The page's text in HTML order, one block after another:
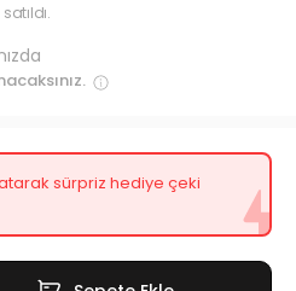
satıldı.
sürpriz hediye çeki